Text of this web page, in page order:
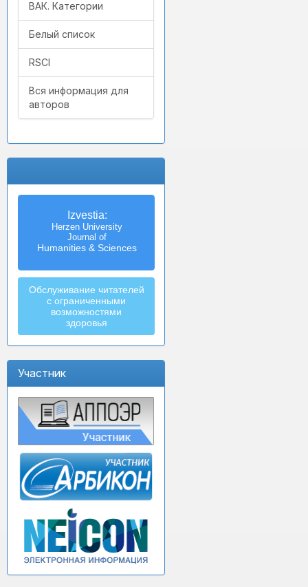
ВАК. Категории
Белый список
RSCI
Вся информация для
авторов
Izvestia:
Herzen University
Journal of
Humanities & Sciences
Обслуживание читателей
с ограниченными
возможностями
здоровья
Участник